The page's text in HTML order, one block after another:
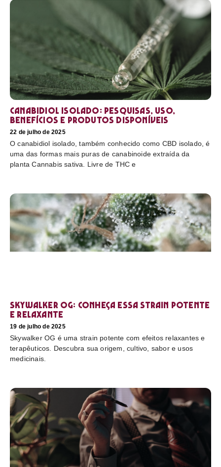
Canabidiol Isolado: pesquisas, uso,
benefícios e produtos disponíveis
22 de julho de 2025
O canabidiol isolado, também conhecido como CBD isolado, é
uma das formas mais puras de canabinoide extraída da
planta Cannabis sativa. Livre de THC e
Skywalker OG: conheça essa strain potente
e relaxante
19 de julho de 2025
Skywalker OG é uma strain potente com efeitos relaxantes e
terapêuticos. Descubra sua origem, cultivo, sabor e usos
medicinais.